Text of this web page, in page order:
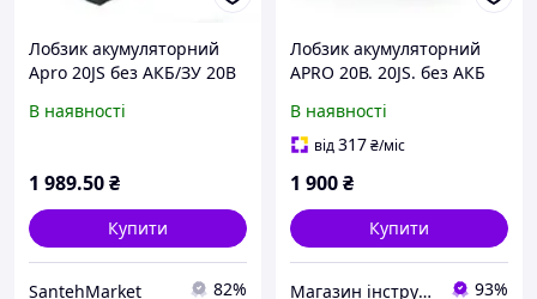
Лобзик акумуляторний
Apro 20JS без АКБ/ЗУ 20В
В наявності
1 989.50₴
Купити
SantehMarket 82%
Лобзик акумуляторний
APRO 20В. 20JS. без АКБ
В наявності
від317₴/міс
1 900₴
Купити
Магазин інструментів "Lew-74" 93%